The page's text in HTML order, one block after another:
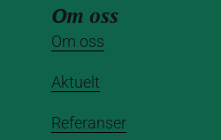
Om oss
Om oss
Aktuelt
Referanser